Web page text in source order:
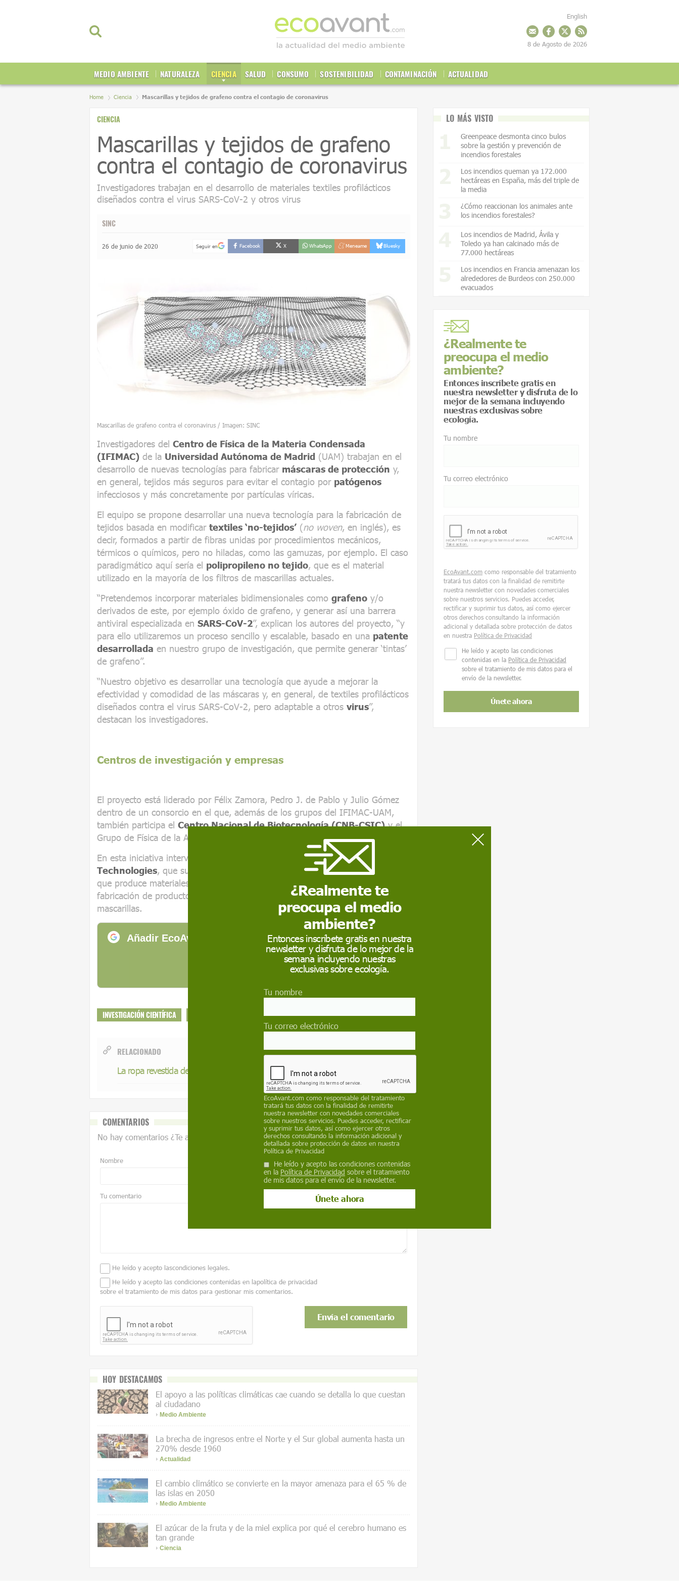
MEDIO AMBIENTE NATURALEZA CIENCIA SALUD CONSUMO SOSTENIBILIDAD CONTAMINACIÓN ACTUALIDAD
English
8 de Agosto de 2026
Home Ciencia Mascarillas y tejidos de grafeno contra el contagio de coronavirus
CIENCIA
Mascarillas y tejidos de grafeno
contra el contagio de coronavirus
Investigadores trabajan en el desarrollo de materiales textiles profilácticos
diseñados contra el virus SARS-CoV-2 y otros virus
SINC
26 de junio de 2020 Seguir en Facebook X WhatsApp Meneame Bluesky
Mascarillas de grafeno contra el coronavirus / Imagen: SINC
Investigadores del Centro de Física de la Materia Condensada
(IFIMAC) de la Universidad Autónoma de Madrid (UAM) trabajan en el
desarrollo de nuevas tecnologías para fabricar máscaras de protección y,
en general, tejidos más seguros para evitar el contagio por patógenos
infecciosos y más concretamente por partículas víricas.
El equipo se propone desarrollar una nueva tecnología para la fabricación de
tejidos basada en modificar textiles ‘no-tejidos’ (no woven, en inglés), es
decir, formados a partir de fibras unidas por procedimientos mecánicos,
térmicos o químicos, pero no hiladas, como las gamuzas, por ejemplo. El caso
paradigmático aquí sería el polipropileno no tejido, que es el material
utilizado en la mayoría de los filtros de mascarillas actuales.
“Pretendemos incorporar materiales bidimensionales como grafeno y/o
derivados de este, por ejemplo óxido de grafeno, y generar así una barrera
antiviral especializada en SARS-CoV-2”, explican los autores del proyecto, “y
para ello utilizaremos un proceso sencillo y escalable, basado en una patente
desarrollada en nuestro grupo de investigación, que permite generar ‘tintas’
de grafeno”.
“Nuestro objetivo es desarrollar una tecnología que ayude a mejorar la
efectividad y comodidad de las máscaras y, en general, de textiles profilácticos
diseñados contra el virus SARS-CoV-2, pero adaptable a otros virus”,
destacan los investigadores.
Centros de investigación y empresas
El proyecto está liderado por Félix Zamora, Pedro J. de Pablo y Julio Gómez
dentro de un consorcio en el que, además de los grupos del IFIMAC-UAM,
también participa el Centro Nacional de Biotecnología (CNB-CSIC)y el
Grupo de Física de la Atmósfera de la
Universidad de Granada.
En esta iniciativa intervienen tres empresas españolas:Nanoinnova
Technologies, que suministra grafeno y derivados;Non-woven Ibérica
que produce materiales tejidos no-tejidos, y
Textil Elástico
fabricación de productos elásticos ortopédicos, que es quien producirá las
mascarillas.
Añadir EcoAvant.com como fuente preferida de Google
de forma gratuita.
INVESTIGACIÓN CIENTÍFICA SARS-COV-2 COVID-19 CORONAVIRUS
RELACIONADO
La ropa revestida de grafeno ayuda a evitar las picaduras de mosquitos
COMENTARIOS
No hay comentarios ¿Te animas?
Nombre Correo electrónico
Tu comentario
He leído y acepto lascondiciones legales.
He leído y acepto las condiciones contenidas en lapolítica de privacidad
sobre el tratamiento de mis datos para gestionar mis comentarios.
HOY DESTACAMOS
El apoyo a las políticas climáticas cae cuando se detalla lo que cuestan
al ciudadano
Medio Ambiente
La brecha de ingresos entre el Norte y el Sur global aumenta hasta un
270% desde 1960
Actualidad
El cambio climático se convierte en la mayor amenaza para el 65 % de
las islas en 2050
Medio Ambiente
El azúcar de la fruta y de la miel explica por qué el cerebro humano es
tan grande
Ciencia
LO MÁS VISTO
Greenpeace desmonta cinco bulos
sobre la gestión y prevención de
incendios forestales
Los incendios queman ya 172.000
hectáreas en España, más del triple de
la media
¿Cómo reaccionan los animales ante
los incendios forestales?
Los incendios de Madrid, Ávila y
Toledo ya han calcinado más de
77.000 hectáreas
Los incendios en Francia amenazan los
alrededores de Burdeos con 250.000
evacuados
¿Realmente te
preocupa el medio
ambiente?
Entonces inscríbete gratis en
nuestra newsletter y disfruta de lo
mejor de la semana incluyendo
nuestras exclusivas sobre
ecología.
Tu nombre
Tu correo electrónico
EcoAvant.com como responsable del tratamiento
tratará tus datos con la finalidad de remitirte
nuestra newsletter con novedades comerciales
sobre nuestros servicios. Puedes acceder,
rectificar y suprimir tus datos, así como ejercer
otros derechos consultando la información
adicional y detallada sobre protección de datos
en nuestra Política de Privacidad
He leído y acepto las condiciones
contenidas en la Política de Privacidad
sobre el tratamiento de mis datos para el
envío de la newsletter.
¿Realmente te
preocupa el medio
ambiente?
Entonces inscríbete gratis en nuestra
newsletter y disfruta de lo mejor de la
semana incluyendo nuestras
exclusivas sobre ecología.
Tu nombre
Tu correo electrónico
EcoAvant.com como responsable del tratamiento
tratará tus datos con la finalidad de remitirte
nuestra newsletter con novedades comerciales
sobre nuestros servicios. Puedes acceder, rectificar
y suprimir tus datos, así como ejercer otros
derechos consultando la información adicional y
detallada sobre protección de datos en nuestra
Política de Privacidad
He leído y acepto las condiciones contenidas
en la Política de Privacidad sobre el tratamiento
de mis datos para el envío de la newsletter.